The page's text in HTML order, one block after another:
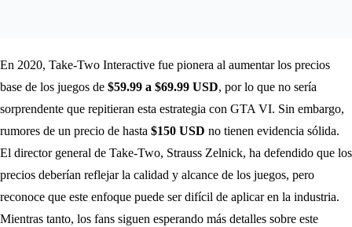
En 2020, Take-Two Interactive fue pionera al aumentar los precios
base de los juegos de $59.99 a $69.99 USD, por lo que no sería
sorprendente que repitieran esta estrategia con GTA VI. Sin embargo,
rumores de un precio de hasta $150 USD no tienen evidencia sólida.
El director general de Take-Two, Strauss Zelnick, ha defendido que los
precios deberían reflejar la calidad y alcance de los juegos, pero
reconoce que este enfoque puede ser difícil de aplicar en la industria.
Mientras tanto, los fans siguen esperando más detalles sobre este